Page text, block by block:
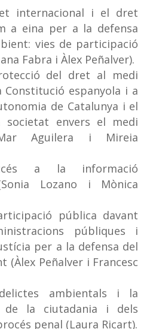
internacional i el dret
a eina per a la defensa
vies de participació
Fabra i Àlex Peñalver).
del dret al medi
Constitució espanyola i a
de Catalunya i el
societat envers el medi
Aguilera i Mireia
a la informació
Lozano i Mònica
pública davant
públiques i
per a la defensa del
(Àlex Peñalver i Francesc
ambientals i la
de la ciutadania i dels
penal (Laura Ricart).